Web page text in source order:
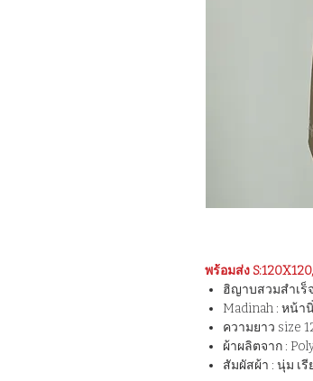
พร้อมส่ง
ฮิญาบสวมสำเร็
Madinah : หน้า
ความยาว size
ผ้าผลิตจาก :
สัมผัสผ้า : นุ่ม เ